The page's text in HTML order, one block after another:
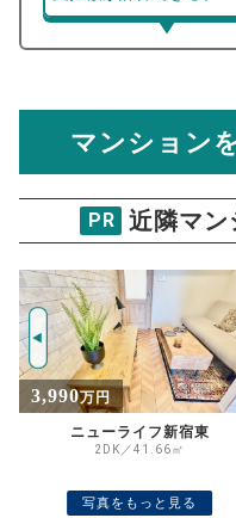
総支払額
計算できます。
物件価格
ご希望の
返済期間
住宅ローン
金利
ボーナス
マンション
から売却にかかる諸経
金額がわかります。
アクサス新宿
試算条件 23㎡・5
推定売却価格：
資金計画のた
格を入力して
売却価格
マンション
PR 近隣マン
4,299万円
アークステージ高田馬場
2LDK／51.78㎡
写真をもっと見る